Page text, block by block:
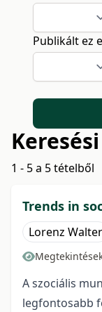
Publikált ez
1 - 5 a 5 tételből
Trends in
Lorenz Walter
A szociális
legfontosabb